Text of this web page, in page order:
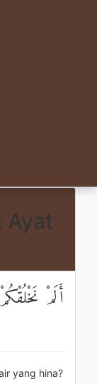
Ayat
أَلَمْ
yang hina?